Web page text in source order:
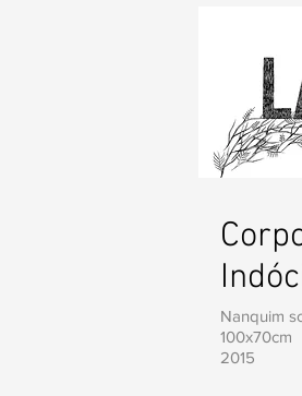
Nanquim
100x70cm
2015